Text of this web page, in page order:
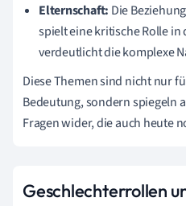
Elternschaft: Die
spielt eine kritische Rolle in
verdeutlicht die komplexe
Diese Themen sind nicht nur
Bedeutung, sondern spiegeln
Fragen wider, die auch heute
Geschlechterrollen